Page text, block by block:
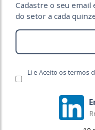
Cadastre o seu
do setor a cada
Li e Aceito os termos